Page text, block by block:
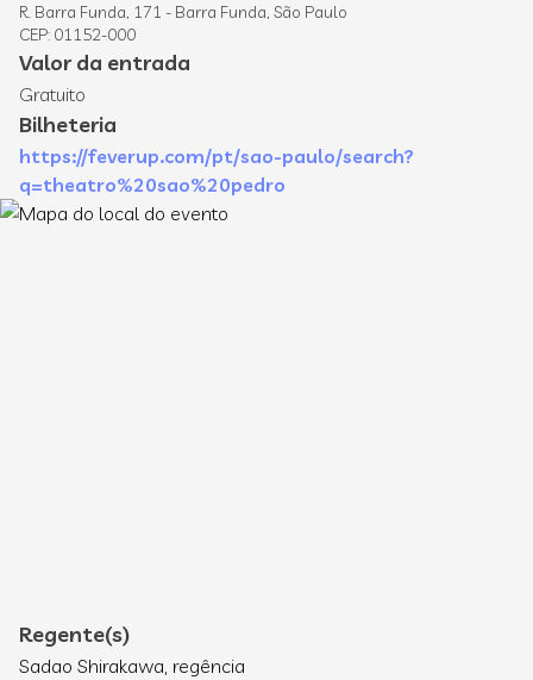
R. Barra Funda, 171 - Barra Funda, São Paulo
CEP: 01152-000
Valor da entrada
Gratuito
Bilheteria
https://feverup.com/pt/sao-paulo/search?
q=theatro%20sao%20pedro
Regente(s)
Sadao Shirakawa, regência